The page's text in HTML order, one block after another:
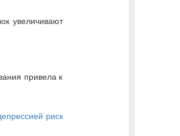
увеличивают
привела к
риск